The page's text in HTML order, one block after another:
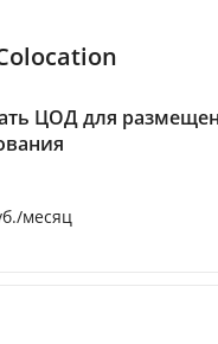
ЦОД для
месяц